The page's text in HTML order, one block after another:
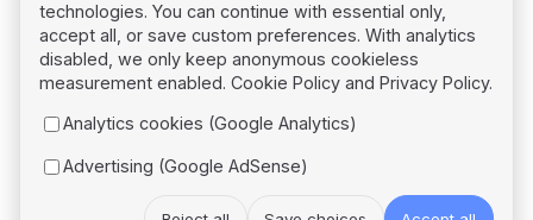
PagerPrevious page
Changelog
particles.js Migration
technologies. You can continue with essential only,
accept all, or save custom preferences. With analytics
disabled, we only keep anonymous cookieless
measurement enabled. Cookie Policy and Privacy Policy.
Analytics cookies (Google Analytics)
Advertising (Google AdSense)